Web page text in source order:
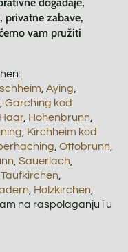
privatne zabave,
vam pružiti
,Aying
,Garching kod
Haar, Hohenbrunn
Kirchheim kod
,Ottobrunn
,Sauerlach
,Taufkirchen
Holzkirchen
na raspolaganju i u